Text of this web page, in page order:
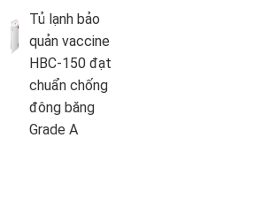
Tủ lạnh bảo
quản vaccine
HBC-150 đạt
chuẩn chống
đông băng
Grade A